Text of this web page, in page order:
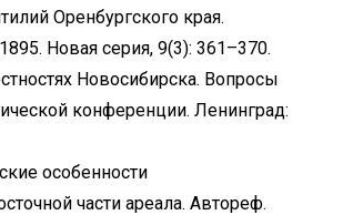
Оренбургского края.
Новая серия, 9(3): 361–370.
Новосибирска. Вопросы
конференции. Ленинград:
особенности
части ареала. Автореф.